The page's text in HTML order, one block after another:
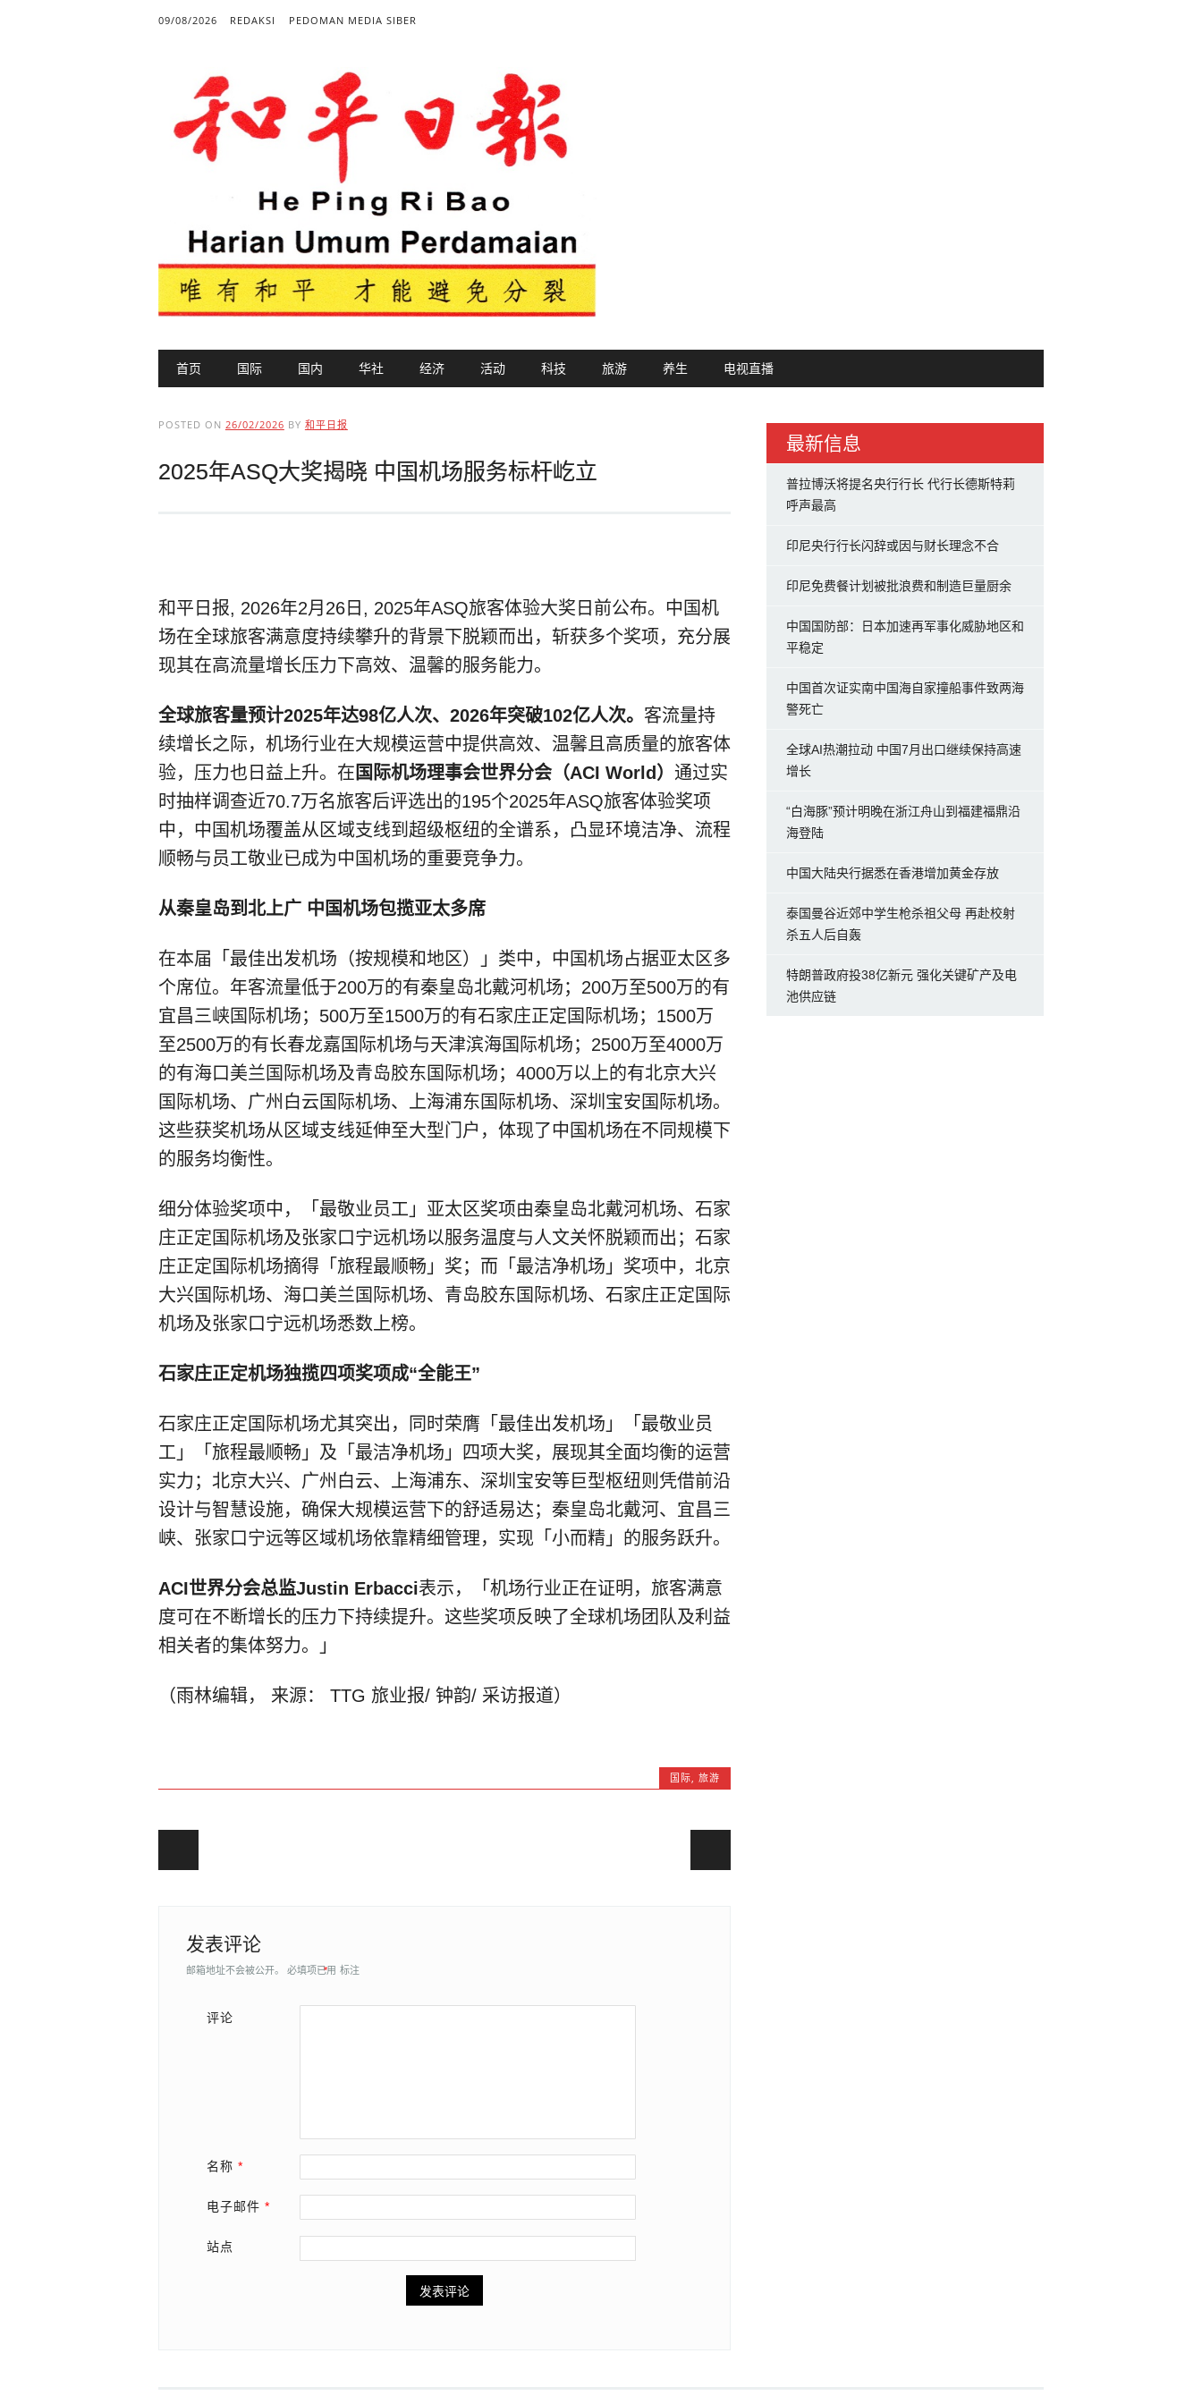
09/08/2026 REDAKSI PEDOMAN MEDIA SIBER
Main menu
Skip to content
首页 国际 国内 华社 经济 活动 科技 旅游 养生 电视直播
POSTED ON 26/02/2026 BY 和平日报
2025年ASQ大奖揭晓 中国机场服务标杆屹立
和平日报, 2026年2月26日, 2025年ASQ旅客体验大奖日前公布。中国机
场在全球旅客满意度持续攀升的背景下脱颖而出，斩获多个奖项，充分展
现其在高流量增长压力下高效、温馨的服务能力。
全球旅客量预计2025年达98亿人次、2026年突破102亿人次。 客流量持
续增长之际，机场行业在大规模运营中提供高效、温馨且高质量的旅客体
验，压力也日益上升。在 国际机场理事会世界分会（ACI World） 通过实
时抽样调查近70.7万名旅客后评选出的195个2025年ASQ旅客体验奖项
中，中国机场覆盖从区域支线到超级枢纽的全谱系，凸显环境洁净、流程
顺畅与员工敬业已成为中国机场的重要竞争力。
从秦皇岛到北上广 中国机场包揽亚太多席
在本届「最佳出发机场（按规模和地区）」类中，中国机场占据亚太区多
个席位。年客流量低于200万的有秦皇岛北戴河机场；200万至500万的有
宜昌三峡国际机场；500万至1500万的有石家庄正定国际机场；1500万
至2500万的有长春龙嘉国际机场与天津滨海国际机场；2500万至4000万
的有海口美兰国际机场及青岛胶东国际机场；4000万以上的有北京大兴
国际机场、广州白云国际机场、上海浦东国际机场、深圳宝安国际机场。
这些获奖机场从区域支线延伸至大型门户，体现了中国机场在不同规模下
的服务均衡性。
细分体验奖项中，「最敬业员工」亚太区奖项由秦皇岛北戴河机场、石家
庄正定国际机场及张家口宁远机场以服务温度与人文关怀脱颖而出；石家
庄正定国际机场摘得「旅程最顺畅」奖；而「最洁净机场」奖项中，北京
大兴国际机场、海口美兰国际机场、青岛胶东国际机场、石家庄正定国际
机场及张家口宁远机场悉数上榜。
石家庄正定机场独揽四项奖项成“全能王”
石家庄正定国际机场尤其突出，同时荣膺「最佳出发机场」「最敬业员
工」「旅程最顺畅」及「最洁净机场」四项大奖，展现其全面均衡的运营
实力；北京大兴、广州白云、上海浦东、深圳宝安等巨型枢纽则凭借前沿
设计与智慧设施，确保大规模运营下的舒适易达；秦皇岛北戴河、宜昌三
峡、张家口宁远等区域机场依靠精细管理，实现「小而精」的服务跃升。
ACI世界分会总监Justin Erbacci表示，「机场行业正在证明，旅客满意
度可在不断增长的压力下持续提升。这些奖项反映了全球机场团队及利益
相关者的集体努力。」
（雨林编辑， 来源： TTG 旅业报/ 钟韵/ 采访报道）
国际 ,旅游
发表评论
邮箱地址不会被公开。 必填项已用
* 标注
评论
名称 *
电子邮件 *
站点
最新信息
普拉博沃将提名央行行长 代行长德斯特莉
呼声最高
印尼央行行长闪辞或因与财长理念不合
印尼免费餐计划被批浪费和制造巨量厨余
中国国防部：日本加速再军事化威胁地区和
平稳定
中国首次证实南中国海自家撞船事件致两海
警死亡
全球AI热潮拉动 中国7月出口继续保持高速
增长
“白海豚”预计明晚在浙江舟山到福建福鼎沿
海登陆
中国大陆央行据悉在香港增加黄金存放
泰国曼谷近郊中学生枪杀祖父母 再赴校射
杀五人后自轰
特朗普政府投38亿新元 强化关键矿产及电
池供应链